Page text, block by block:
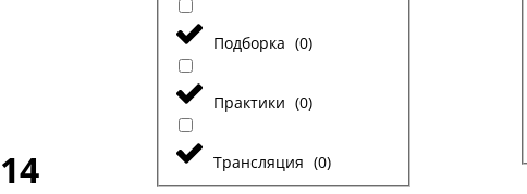
Подборка (0)
Практики (0)
Трансляция (0)